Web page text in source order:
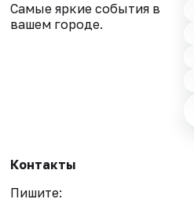
Самые яркие события в
вашем городе.
Контакты
Пишите: